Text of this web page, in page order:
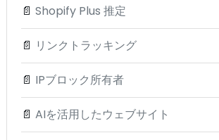
📄 Shopify Plus 推定
📄 リンクトラッキング
📄 IPブロック所有者
📄 AIを活用したウェブサイト